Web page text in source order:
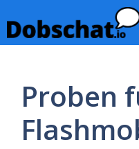
Inhalt
springen
Proben